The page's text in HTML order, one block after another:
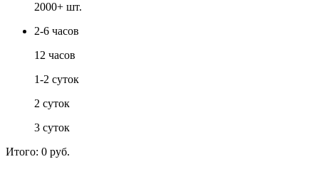
2000+ шт.
2-6 часов
12 часов
1-2 суток
2 суток
3 суток
Итого: 0 руб.